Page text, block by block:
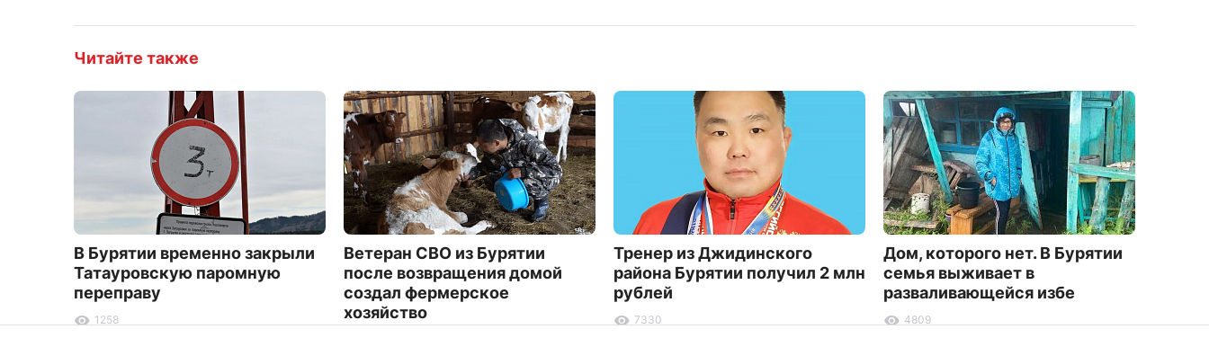
Читайте также
В Бурятии временно закрыли
Татауровскую паромную
переправу
1258
Ветеран СВО из Бурятии
после возвращения домой
создал фермерское
хозяйство
Тренер из Джидинского
района Бурятии получил 2 млн
рублей
7330
Дом, которого нет. В Бурятии
семья выживает в
разваливающейся избе
4809